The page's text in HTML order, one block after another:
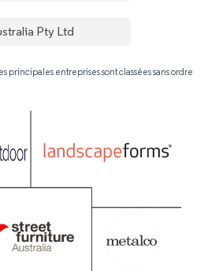
Pty Ltd
principales entreprises sont classées sans ordre